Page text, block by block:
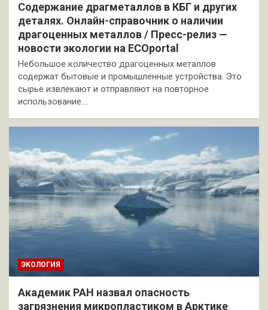
Содержание драгметаллов в КБГ и других
деталях. Онлайн-справочник о наличии
драгоценных металлов / Пресс-релиз —
новости экологии на ECOportal
Небольшое количество драгоценных металлов
содержат бытовые и промышленные устройства. Это
сырье извлекают и отправляют на повторное
использование.…
ЭКОЛОГИЯ
Академик РАН назвал опасность
загрязнения микропластиком в Арктике